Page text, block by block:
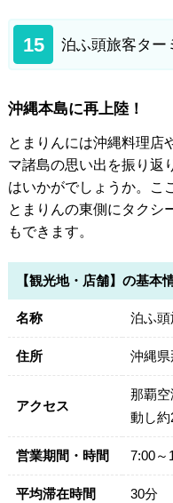
15 泊ふ頭旅客ター
沖縄本島に再上陸！
とまりんには沖縄料理店
マ諸島の思い出を振り返
はいかがでしょうか。こ
とまりんの東側にタクシ
もできます。
【観光地・店舗】の基本
名称 泊ふ
住所 沖縄県
アクセス
那覇
動し約
営業期間・時間 7:00～
平均滞在時間 30分